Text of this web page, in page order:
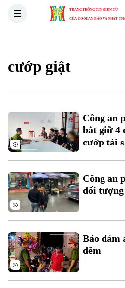
TRANG THÔNG TIN ĐIỆN TỬ
CỦA CƠ QUAN BÁO VÀ PHÁT
Xu hướng
cướp giật
Công an
bắt giữ 4
cướp tài
Công an
đối
Bảo đảm
đêm